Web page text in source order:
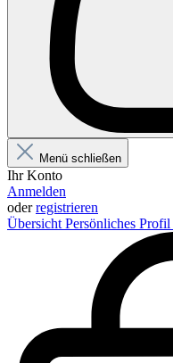
Menü schließen
Ihr Konto
Anmelden
oderregistrieren
Übersicht Persönliches Profil